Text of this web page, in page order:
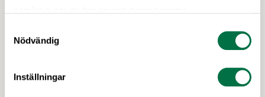
Nödvändig
Inställningar
arbetarsidan, och Unionen, Sveriges Ingenjörer
tjänstemannasidan. För att förklara avtalens
innehåll och de förändringar de innebär har
Senaste nytt